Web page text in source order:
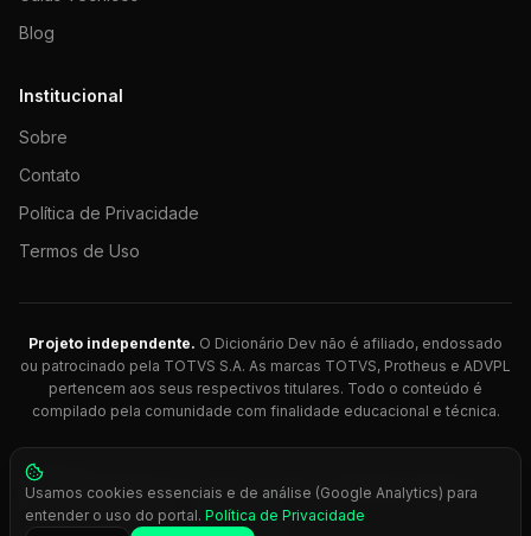
Blog
Institucional
Sobre
Contato
Política de Privacidade
Termos de Uso
Projeto independente. O Dicionário Dev não é afiliado, endossado
ou patrocinado pela TOTVS S.A. As marcas TOTVS, Protheus e ADVPL
pertencem aos seus respectivos titulares. Todo o conteúdo é
compilado pela comunidade com finalidade educacional e técnica.
© 2026 Dicionário Dev. Feito com 💚 para desenvolvedores
Protheus.
Press Ctrl+K
Usamos cookies essenciais e de análise (Google Analytics) para
entender o uso do portal. Política de Privacidade